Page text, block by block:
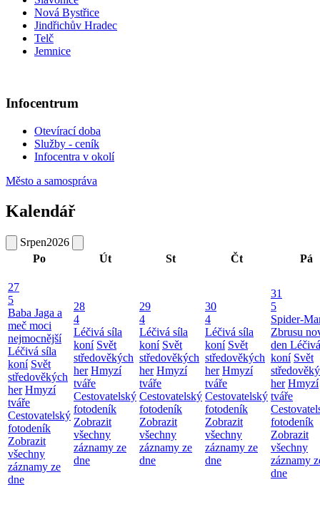
Nová Bystřice
Jindřichův Hradec
Telč
Jemnice
Infocentrum
Otevírací doba
Služby - ceník
Infocentra v okolí
Město a samospráva
Kalendář
Srpen2026
Po
Út St Čt Pá
27
5
Baba Jaga a
meč moci
nejmocnější
Léčivá síla
koní Svět
středověkých
her Hmyzí
tváře
Cestovatelský
fotodeník
Zobrazit
všechny
záznamy ze
dne
28
4
Léčivá síla
koní Svět
středověkých
her Hmyzí
tváře
Cestovatelský
fotodeník
Zobrazit
všechny
záznamy ze
dne
29
4
Léčivá síla
koní Svět
středověkých
her Hmyzí
tváře
Cestovatelský
fotodeník
Zobrazit
všechny
záznamy ze
dne
30
4
Léčivá síla
koní Svět
středověkých
her Hmyzí
tváře
Cestovatelský
fotodeník
Zobrazit
všechny
záznamy ze
dne
31
5
Spider-
Zbrusu
den
koní Svět
her Hmyzí
tváře
fotodeník
Zobrazit
všechny
záznamy
dne